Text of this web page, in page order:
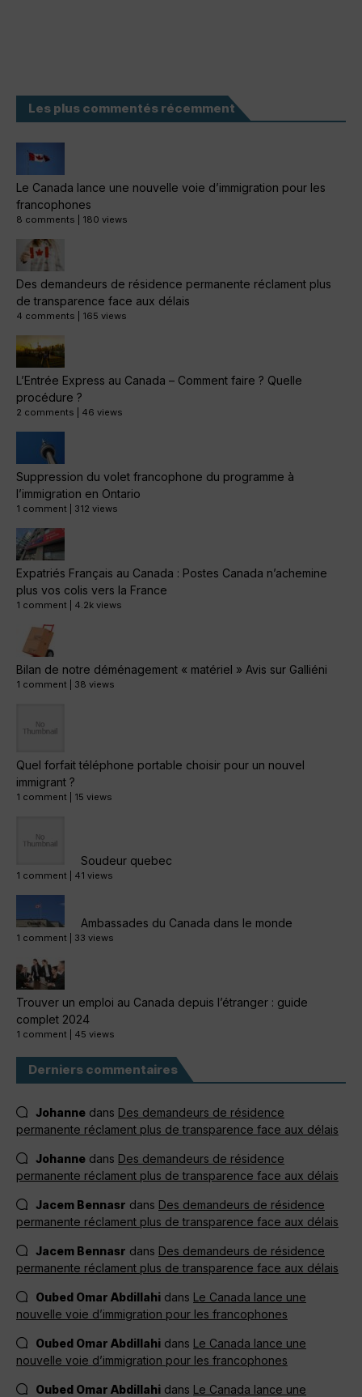
Les plus commentés récemment
Le Canada lance une nouvelle voie d’immigration pour les
francophones
8 comments 180 views
Des demandeurs de résidence permanente réclament plus
de transparence face aux délais
4 comments 165 views
L’Entrée Express au Canada – Comment faire ? Quelle
procédure ?
2 comments 46 views
Suppression du volet francophone du programme à
l’immigration en Ontario
1 comment 312 views
Expatriés Français au Canada : Postes Canada n’achemine
plus vos colis vers la France
1 comment 4.2k views
Bilan de notre déménagement « matériel » Avis sur Galliéni
1 comment 38 views
Quel forfait téléphone portable choisir pour un nouvel
immigrant ?
1 comment 15 views
Soudeur quebec
1 comment 41 views
Ambassades du Canada dans le monde
1 comment 33 views
Trouver un emploi au Canada depuis l’étranger : guide
complet 2024
1 comment 45 views
Derniers commentaires
Johanne dans Des demandeurs de résidence
permanente réclament plus de transparence face aux délais
Johanne dans Des demandeurs de résidence
permanente réclament plus de transparence face aux délais
Jacem Bennasr dans Des demandeurs de résidence
permanente réclament plus de transparence face aux délais
Jacem Bennasr dans Des demandeurs de résidence
permanente réclament plus de transparence face aux délais
Oubed Omar Abdillahi dans Le Canada lance une
nouvelle voie d’immigration pour les francophones
Oubed Omar Abdillahi dans Le Canada lance une
nouvelle voie d’immigration pour les francophones
Oubed Omar Abdillahi dans Le Canada lance une